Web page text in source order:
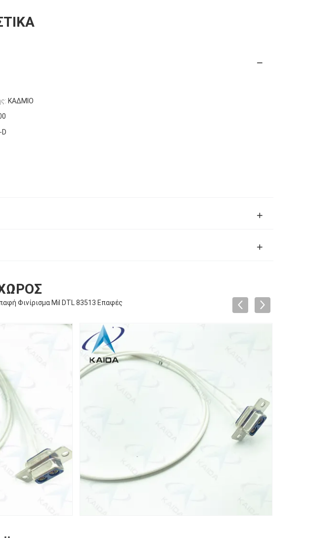
ΚΑΔΜΙΟ
Φινίρισμα Mil DTL 83513 Επαφές